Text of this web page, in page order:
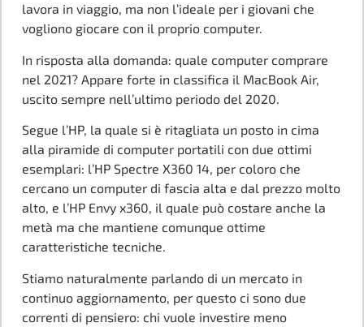
lavora in viaggio, ma non l’ideale per i giovani che
vogliono giocare con il proprio computer.
In risposta alla domanda: quale computer comprare
nel 2021? Appare forte in classifica il MacBook Air,
uscito sempre nell’ultimo periodo del 2020.
Segue l’HP, la quale si è ritagliata un posto in cima
alla piramide di computer portatili con due ottimi
esemplari: l’HP Spectre X360 14, per coloro che
cercano un computer di fascia alta e dal prezzo molto
alto, e l’HP Envy x360, il quale può costare anche la
metà ma che mantiene comunque ottime
caratteristiche tecniche.
Stiamo naturalmente parlando di un mercato in
continuo aggiornamento, per questo ci sono due
correnti di pensiero: chi vuole investire meno